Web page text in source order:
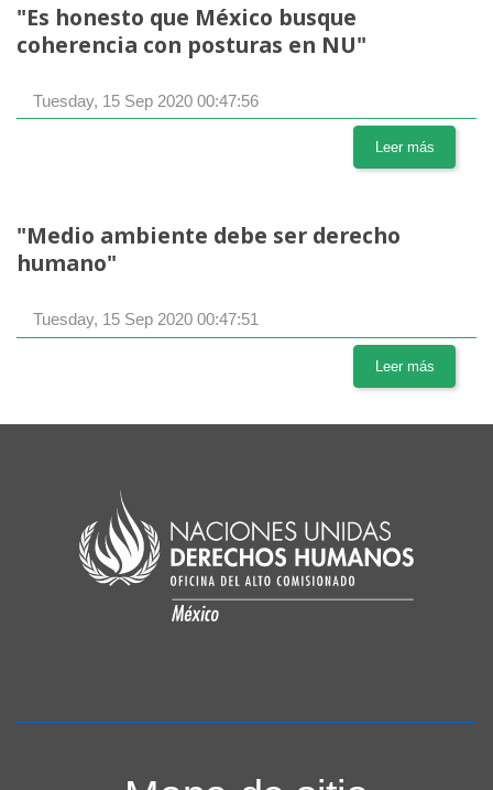
"Es honesto que México busque
coherencia con posturas en NU"
Tuesday, 15 Sep 2020 00:47:56
Leer más
"Medio ambiente debe ser derecho
humano"
Tuesday, 15 Sep 2020 00:47:51
Leer más